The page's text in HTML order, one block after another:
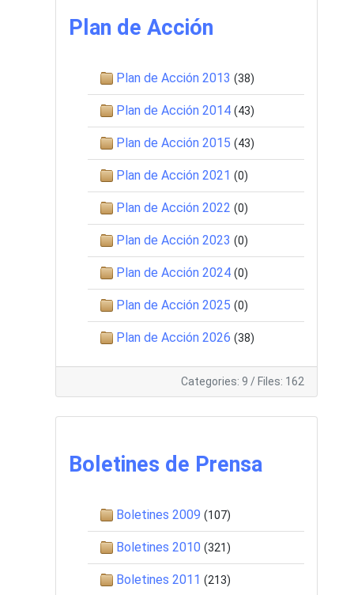
Plan de Acción
Plan de Acción 2013 (38)
Plan de Acción 2014 (43)
Plan de Acción 2015 (43)
Plan de Acción 2021 (0)
Plan de Acción 2022 (0)
Plan de Acción 2023 (0)
Plan de Acción 2024 (0)
Plan de Acción 2025 (0)
Plan de Acción 2026 (38)
Categories: 9 / Files: 162
Boletines de Prensa
Boletines 2009 (107)
Boletines 2010 (321)
Boletines 2011 (213)